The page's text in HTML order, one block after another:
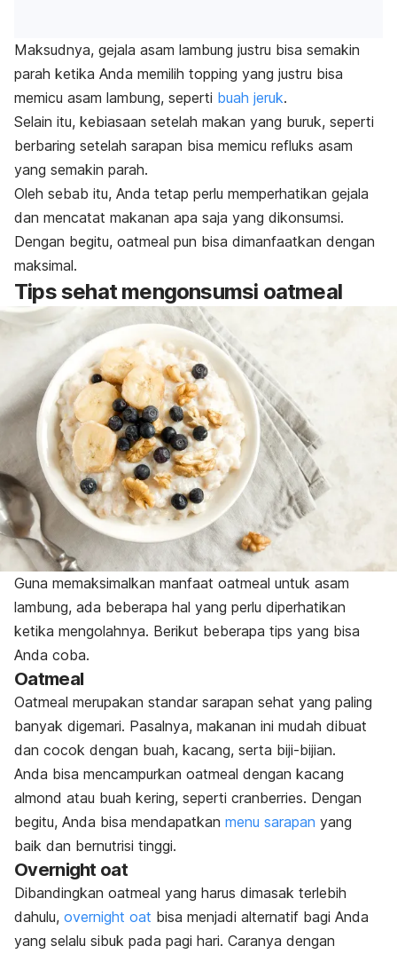
Maksudnya, gejala asam lambung justru bisa semakin
parah ketika Anda memilih topping yang justru bisa
memicu asam lambung, seperti buah jeruk.
Selain itu, kebiasaan setelah makan yang buruk, seperti
berbaring setelah sarapan bisa memicu refluks asam
yang semakin parah.
Oleh sebab itu, Anda tetap perlu memperhatikan gejala
dan mencatat makanan apa saja yang dikonsumsi.
Dengan begitu, oatmeal pun bisa dimanfaatkan dengan
maksimal.
Tips sehat mengonsumsi oatmeal
Guna memaksimalkan manfaat oatmeal untuk asam
lambung, ada beberapa hal yang perlu diperhatikan
ketika mengolahnya. Berikut beberapa tips yang bisa
Anda coba.
Oatmeal
Oatmeal merupakan standar sarapan sehat yang paling
banyak digemari. Pasalnya, makanan ini mudah dibuat
dan cocok dengan buah, kacang, serta biji-bijian.
Anda bisa mencampurkan oatmeal dengan kacang
almond atau buah kering, seperti cranberries. Dengan
begitu, Anda bisa mendapatkan menu sarapan yang
baik dan bernutrisi tinggi.
Overnight oat
Dibandingkan oatmeal yang harus dimasak terlebih
dahulu, overnight oat bisa menjadi alternatif bagi Anda
yang selalu sibuk pada pagi hari. Caranya dengan